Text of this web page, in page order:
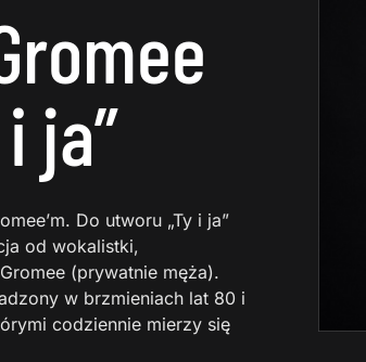
ja”
Do utworu „Ty i ja”
od wokalistki,
(prywatnie męża).
w brzmieniach lat 80 i
codziennie mierzy się